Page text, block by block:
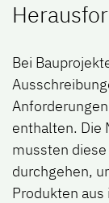
Bei
enthalten. Die
mussten
durchgehen,
Produkten